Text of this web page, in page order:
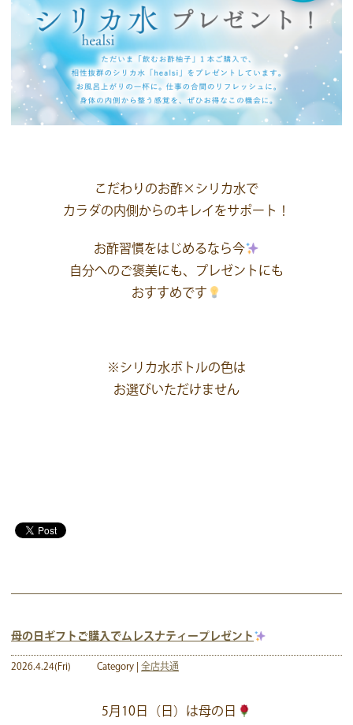
こだわりのお酢×シリカ水で
カラダの内側からのキレイをサポート！
お酢習慣をはじめるなら今
自分へのご褒美にも、プレゼントにも
おすすめです
※シリカ水ボトルの色は
お選びいただけません
母の日ギフトご購入でムレスナティープレゼント
2026.4.24(Fri) Category |全店共通
5月10日（日）は母の日